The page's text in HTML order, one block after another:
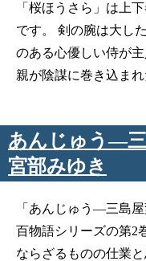
「桜ほうさら」は上
です。 剣の腕は大し
のある心優しい侍が
親が陰謀に巻き込ま
あんじゅう―三
宮部みゆき
「あんじゅう―三島
百物語シリーズの第2
ならざるものの仕業